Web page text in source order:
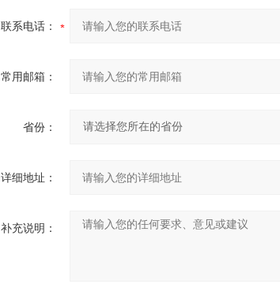
联系电话：
常用邮箱：
省份：
详细地址：
补充说明：